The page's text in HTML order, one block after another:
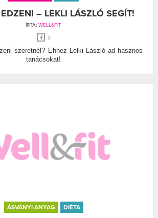
– LEKLI LÁSZLÓ SEGÍT!
ÍRTA: WELL&FIT
0
szeretnél? Ehhez Lelki László ad hasznos
tanácsokat!
ÁSVÁNYI ANYAG DIÉTA